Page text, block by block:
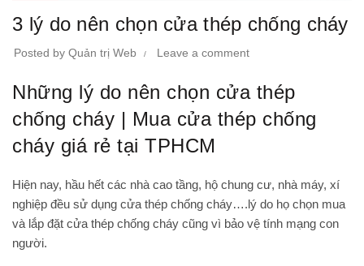
3 lý do nên chọn cửa thép chống cháy
Posted by Quản trị Web Leave a comment
Những lý do nên chọn cửa thép
chống cháy | Mua cửa thép chống
cháy giá rẻ tại TPHCM
Hiện nay, hầu hết các nhà cao tầng, hộ chung cư, nhà máy, xí
nghiệp đều sử dụng cửa thép chống cháy….lý do họ chọn mua
và lắp đặt cửa thép chống cháy cũng vì bảo vệ tính mạng con
người.